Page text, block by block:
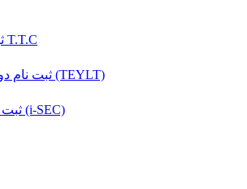
ثبت نام دوره تربیت مدرس T.T.C
ثبت نام دوره تیسول کودک و نوجوان (TEYLT)
ثبت نام دوره تربیت سوپروایزر (i-SEC)